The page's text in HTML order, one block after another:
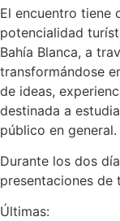
El encuentro tiene
potencialidad
Bahía Blanca, a
transformándose
de ideas,
destinada a
público en general.
Durante los dos
presentaciones de
Últimas: